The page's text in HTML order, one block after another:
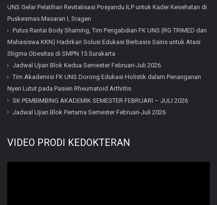
UNS Gelar Pelatihan Revitalisasi Posyandu ILP untuk Kader Kesehatan di
Puskesmas Masaran I, Sragen
Putus Rantai Body Shaming, Tim Pengabdian FK UNS (RG TRIMED dan
Mahasiswa KKN) Hadirkan Solusi Edukasi Berbasis Sains untuk Atasi
Stigma Obesitas di SMPN 15 Surakarta
Jadwal Ujian Blok Kedua Semester Februari-Juli 2026
Tim Akademisi FK UNS Dorong Edukasi Holistik dalam Penanganan
Nyeri Lutut pada Pasien Rheumatoid Arthritis
SK PEMBIMBING AKADEMIK SEMESTER FEBRUARI – JULI 2026
Jadwal Ujian Blok Pertama Semester Februari-Juli 2026
VIDEO PRODI KEDOKTERAN